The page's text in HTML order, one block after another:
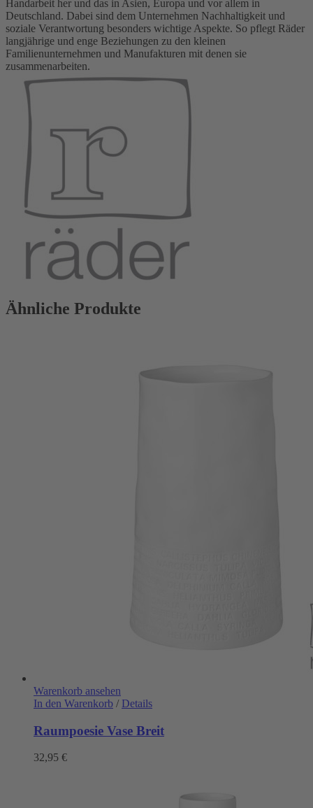
Handarbeit her und das in Asien, Europa und vor allem in
Deutschland. Dabei sind dem Unternehmen Nachhaltigkeit und
soziale Verantwortung besonders wichtige Aspekte. So pflegt Räder
langjährige und enge Beziehungen zu den kleinen
Familienunternehmen und Manufakturen mit denen sie
zusammenarbeiten.
Ähnliche Produkte
Warenkorb ansehen
In den Warenkorb / Details
Raumpoesie Vase Breit
32,95 €